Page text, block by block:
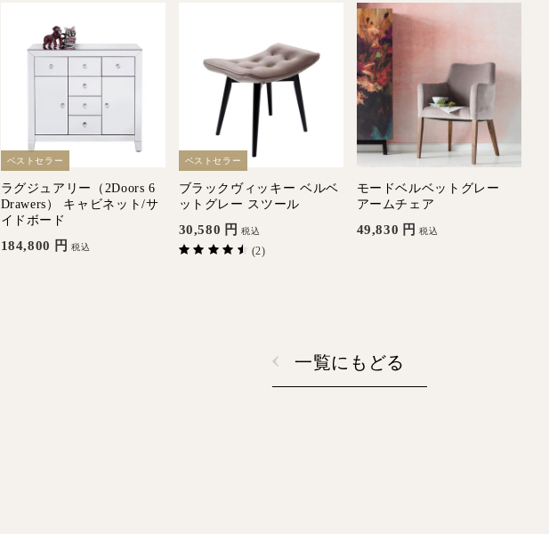
ベストセラー
ラグジュアリー（2Doors 6
Drawers） キャビネット/サ
イドボード
184,800 円 税込
ベストセラー
ブラックヴィッキー ベルベ
ットグレー スツール
30,580 円 税込
(2)
モードベルベットグレー
アームチェア
49,830 円 税込
一覧にもどる